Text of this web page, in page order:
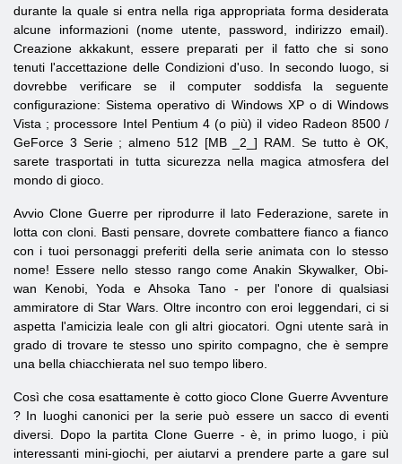
durante la quale si entra nella riga appropriata forma desiderata
alcune informazioni (nome utente, password, indirizzo email).
Creazione akkakunt, essere preparati per il fatto che si sono
tenuti l'accettazione delle Condizioni d'uso. In secondo luogo, si
dovrebbe verificare se il computer soddisfa la seguente
configurazione: Sistema operativodi Windows XP o di Windows
Vista ; processore Intel Pentium 4 (o più) il video Radeon 8500 /
GeForce 3 Serie ; almeno 512 [MB _2_] RAM. Se tutto è OK,
sarete trasportati in tutta sicurezza nella magica atmosfera del
mondo di gioco.
Avvio Clone Guerre per riprodurre il lato Federazione, sarete in
lotta con cloni. Basti pensare, dovrete combattere fianco a fianco
con i tuoi personaggi preferiti della serie animata con lo stesso
nome! Essere nello stesso rango come Anakin Skywalker, Obi-
wan Kenobi, Yoda e Ahsoka Tano - per l'onore di qualsiasi
ammiratore di Star Wars. Oltre incontro con eroi leggendari, ci si
aspetta l'amicizia leale con gli altri giocatori. Ogni utente sarà in
grado di trovare te stesso uno spirito compagno, che è sempre
una bella chiacchierata nel suo tempo libero.
Così che cosa esattamente è cotto giocoClone GuerreAvventure
? In luoghi canonici per la serie può essere un sacco di eventi
diversi. Dopo la partita Clone Guerre - è, in primo luogo, i più
interessanti mini-giochi, per aiutarvi a prendere parte a gare sul